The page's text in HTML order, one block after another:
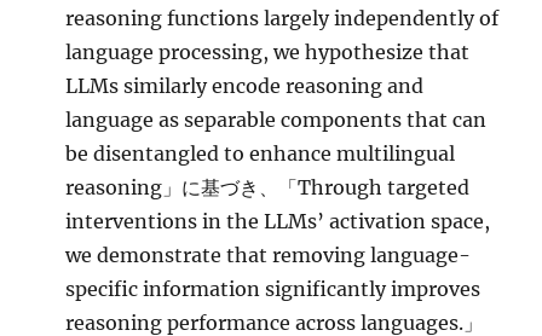
reasoning functions largely independently of
language processing, we hypothesize that
LLMs similarly encode reasoning and
language as separable components that can
be disentangled to enhance multilingual
reasoning」に基づき、「Through targeted
interventions in the LLMs’ activation space,
we demonstrate that removing language-
specific information significantly improves
reasoning performance across languages.」